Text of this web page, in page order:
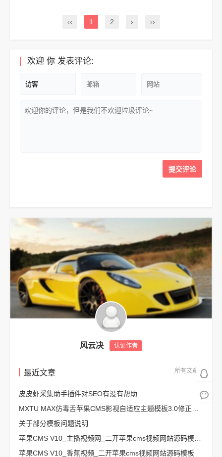
‹‹ 1 2 › ››
欢迎 你 发表评论:
风云决 认证作者
最近文章 所有文章
皮皮虾采集助手插件对SEO有没有帮助
关于部分模板问题说明
苹果CMS V10_香蕉视频_二开苹果cms视频网站源码模板